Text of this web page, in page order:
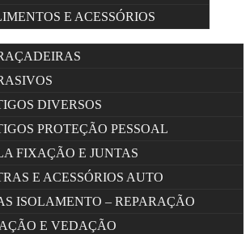
E ACESSÓRIOS
DIVERSOS
PROTEÇÃO PESSOAL
FIXAÇÃO E JUNTAS
E ACESSÓRIOS AUTO
ISOLAMENTO – REPARAÇÃO
E VEDAÇÃO